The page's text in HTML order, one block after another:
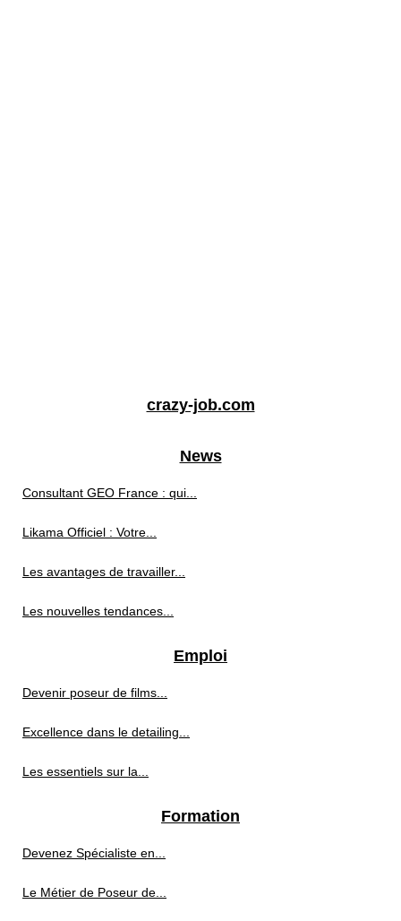
crazy-job.com
News
Consultant GEO France : qui...
Likama Officiel : Votre...
Les avantages de travailler...
Les nouvelles tendances...
Emploi
Devenir poseur de films...
Excellence dans le detailing...
Les essentiels sur la...
Formation
Devenez Spécialiste en...
Le Métier de Poseur de...